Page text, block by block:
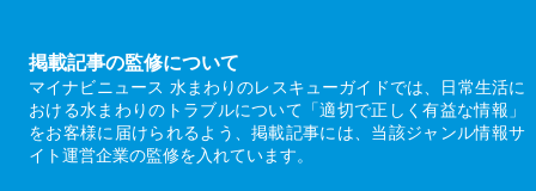
掲載記事の監修について
マイナビニュース 水まわりのレスキューガイドでは、日常生活に
おける水まわりのトラブルについて「適切で正しく有益な情報」
をお客様に届けられるよう、掲載記事には、当該ジャンル情報サ
イト運営企業の監修を入れています。